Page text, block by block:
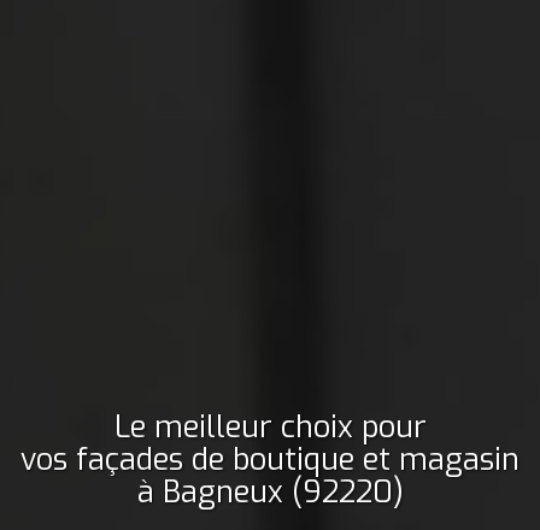
Le meilleur choix pour
vos façades de boutique et magasin
à Bagneux (92220)